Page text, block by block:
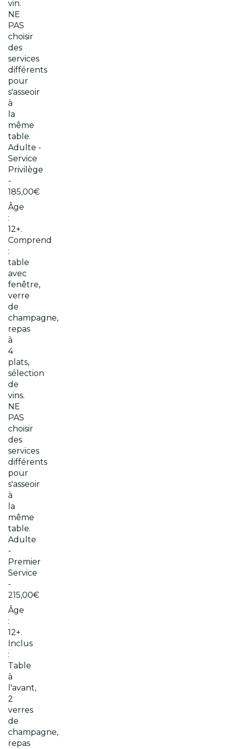
vin.
NE
PAS
choisir
des
services
différents
pour
s'asseoir
à
la
même
table.
Adulte -
Service
Privilège
-
185,00€
Âge
:
12+.
Comprend
:
table
avec
fenêtre,
verre
de
champagne,
repas
à
4
plats,
sélection
de
vins.
NE
PAS
choisir
des
services
différents
pour
s'asseoir
à
la
même
table.
Adulte
-
Premier
Service
-
215,00€
Âge
:
12+.
Inclus
:
Table
à
l'avant,
2
verres
de
champagne,
repas